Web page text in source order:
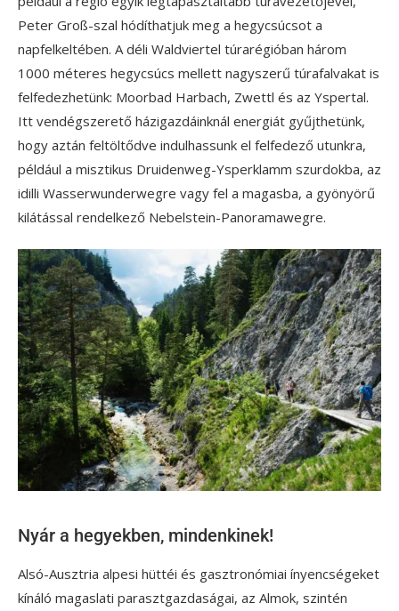
Peter Groß-szal hódíthatjuk meg a hegycsúcsot a
napfelkeltében. A déli Waldviertel túrarégióban három
1000 méteres hegycsúcs mellett nagyszerű túrafalvakat is
felfedezhetünk: Moorbad Harbach, Zwettl és az Yspertal.
Itt vendégszerető házigazdáinknál energiát gyűjthetünk,
hogy aztán feltöltődve indulhassunk el felfedező utunkra,
például a misztikus Druidenweg-Ysperklamm szurdokba, az
idilli Wasserwunderwegre vagy fel a magasba, a gyönyörű
kilátással rendelkező Nebelstein-Panoramawegre.
Nyár a hegyekben, mindenkinek!
Alsó-Ausztria alpesi hüttéi és gasztronómiai ínyencségeket
kínáló magaslati parasztgazdaságai, az Almok, szintén